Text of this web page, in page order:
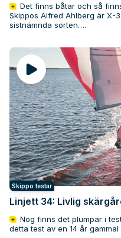
Det finns båtar och så
Skippos Alfred Ahlberg är X-
sistnämnda sorten….
Skippo testar
Linjett 34: Livlig
Nog finns det plumpar i
detta test av en 14 år